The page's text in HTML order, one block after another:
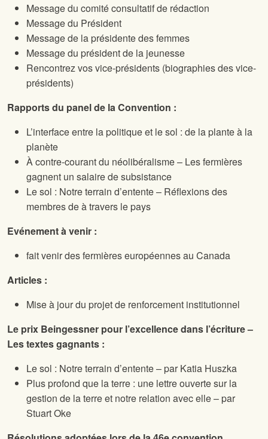
Message du comité consultatif de rédaction
Message du Président
Message de la présidente des femmes
Message du président de la jeunesse
Rencontrez vos vice-présidents (biographies des vice-
présidents)
Rapports du panel de la Convention :
L’interface entre la politique et le sol : de la plante à la
planète
À contre-courant du néolibéralisme – Les fermières
gagnent un salaire de subsistance
Le sol : Notre terrain d’entente – Réflexions des
membres deà travers le pays
Evénement à venir :
fait venir des fermières européennes au Canada
Articles :
Mise à jour du projet de renforcement institutionnel
Le prix Beingessner pour l’excellence dans l’écriture –
Les textes gagnants :
Le sol : Notre terrain d’entente – par Katia Huszka
Plus profond que la terre : une lettre ouverte sur la
gestion de la terre et notre relation avec elle – par
Stuart Oke